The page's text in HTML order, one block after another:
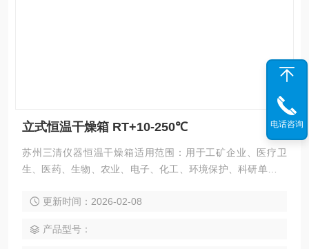
立式恒温干燥箱 RT+10-250℃
苏州三清仪器恒温干燥箱适用范围：用于工矿企业、医疗卫
生、医药、生物、农业、电子、化工、环境保护、科研单位等
更新时间：2026-02-08
产品型号：
电话咨询